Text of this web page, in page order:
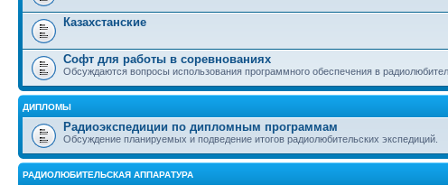
Казахстанские
Софт для работы в соревнованиях
Обсуждаются вопросы использования программного обеспечения в
ДИПЛОМЫ
Радиоэкспедиции по дипломным программам
Обсуждение планируемых и подведение итогов радиолюбительских экспедиций.
РАДИОЛЮБИТЕЛЬСКАЯ АППАРАТУРА